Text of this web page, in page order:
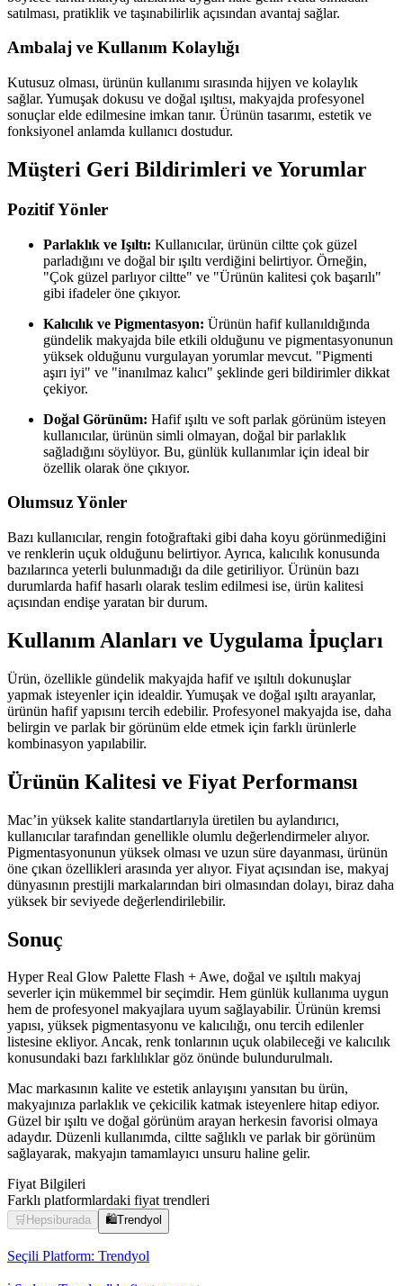
satılması, pratiklik ve taşınabilirlik açısından avantaj sağlar.
Ambalaj ve Kullanım Kolaylığı
Kutusuz olması, ürünün kullanımı sırasında hijyen ve kolaylık
sağlar. Yumuşak dokusu ve doğal ışıltısı, makyajda profesyonel
sonuçlar elde edilmesine imkan tanır. Ürünün tasarımı, estetik ve
fonksiyonel anlamda kullanıcı dostudur.
Müşteri Geri Bildirimleri ve Yorumlar
Pozitif Yönler
Parlaklık ve Işıltı: Kullanıcılar, ürünün ciltte çok güzel
parladığını ve doğal bir ışıltı verdiğini belirtiyor. Örneğin,
"Çok güzel parlıyor ciltte" ve "Ürünün kalitesi çok başarılı"
gibi ifadeler öne çıkıyor.
Kalıcılık ve Pigmentasyon: Ürünün hafif kullanıldığında
gündelik makyajda bile etkili olduğunu ve pigmentasyonunun
yüksek olduğunu vurgulayan yorumlar mevcut. "Pigmenti
aşırı iyi" ve "inanılmaz kalıcı" şeklinde geri bildirimler dikkat
çekiyor.
Doğal Görünüm: Hafif ışıltı ve soft parlak görünüm isteyen
kullanıcılar, ürünün simli olmayan, doğal bir parlaklık
sağladığını söylüyor. Bu, günlük kullanımlar için ideal bir
özellik olarak öne çıkıyor.
Olumsuz Yönler
Bazı kullanıcılar, rengin fotoğraftaki gibi daha koyu görünmediğini
ve renklerin uçuk olduğunu belirtiyor. Ayrıca, kalıcılık konusunda
bazılarınca yeterli bulunmadığı da dile getiriliyor. Ürünün bazı
durumlarda hafif hasarlı olarak teslim edilmesi ise, ürün kalitesi
açısından endişe yaratan bir durum.
Kullanım Alanları ve Uygulama İpuçları
Ürün, özellikle gündelik makyajda hafif ve ışıltılı dokunuşlar
yapmak isteyenler için idealdir. Yumuşak ve doğal ışıltı arayanlar,
ürünün hafif yapısını tercih edebilir. Profesyonel makyajda ise, daha
belirgin ve parlak bir görünüm elde etmek için farklı ürünlerle
kombinasyon yapılabilir.
Ürünün Kalitesi ve Fiyat Performansı
Mac’in yüksek kalite standartlarıyla üretilen bu aylandırıcı,
kullanıcılar tarafından genellikle olumlu değerlendirmeler alıyor.
Pigmentasyonunun yüksek olması ve uzun süre dayanması, ürünün
öne çıkan özellikleri arasında yer alıyor. Fiyat açısından ise, makyaj
dünyasının prestijli markalarından biri olmasından dolayı, biraz daha
yüksek bir seviyede değerlendirilebilir.
Sonuç
Hyper Real Glow Palette Flash + Awe, doğal ve ışıltılı makyaj
severler için mükemmel bir seçimdir. Hem günlük kullanıma uygun
hem de profesyonel makyajlara uyum sağlayabilir. Ürünün kremsi
yapısı, yüksek pigmentasyonu ve kalıcılığı, onu tercih edilenler
listesine ekliyor. Ancak, renk tonlarının uçuk olabileceği ve kalıcılık
konusundaki bazı farklılıklar göz önünde bulundurulmalı.
Mac markasının kalite ve estetik anlayışını yansıtan bu ürün,
makyajınıza parlaklık ve çekicilik katmak isteyenlere hitap ediyor.
Güzel bir ışıltı ve doğal görünüm arayan herkesin favorisi olmaya
adaydır. Düzenli kullanımda, ciltte sağlıklı ve parlak bir görünüm
sağlayarak, makyajın tamamlayıcı unsuru haline gelir.
Fiyat Bilgileri
Farklı platformlardaki fiyat trendleri
🛒 Hepsiburada 🛍️Trendyol
Seçili Platform: Trendyol